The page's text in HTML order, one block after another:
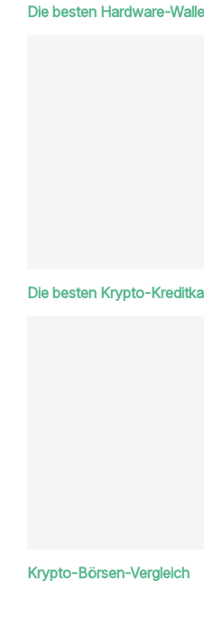
Die besten Hardware-
Die besten Krypto-
Krypto-Börsen-Vergleich